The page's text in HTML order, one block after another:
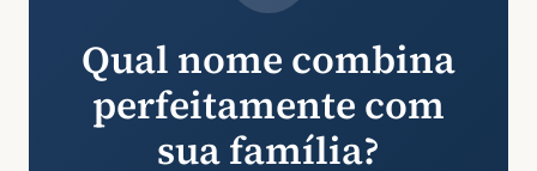
Qual nome combina
perfeitamente com
sua família?